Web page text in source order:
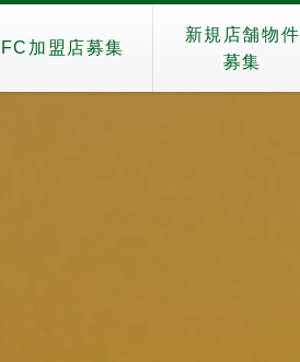
FC加盟店募集
新規店舗物件
募集